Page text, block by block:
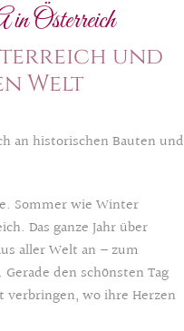
Österreich
und
Welt
an historischen Bauten und
Sommer wie Winter
Das ganze Jahr über
aller Welt an – zum
den schönsten Tag
verbringen, wo ihre Herzen